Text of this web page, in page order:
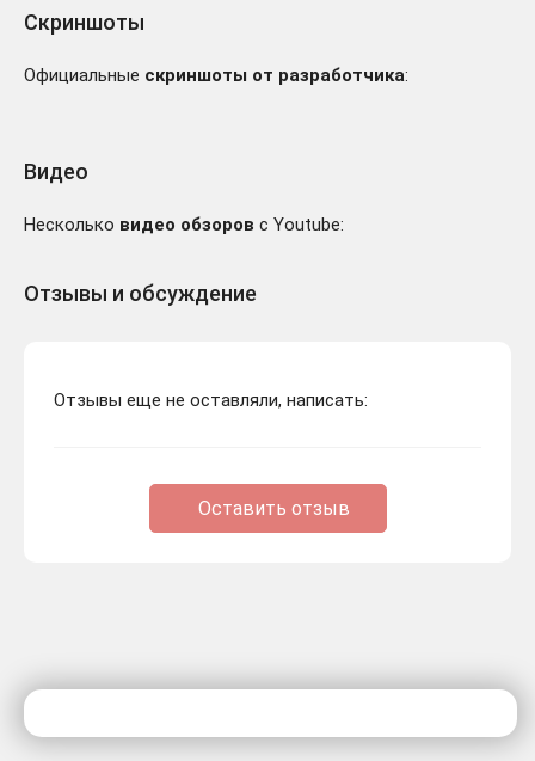
Скриншоты
Официальные скриншоты от разработчика:
Видео
Несколько видео обзоров с Youtube:
Отзывы и обсуждение
Отзывы еще не оставляли, написать:
Оставить отзыв